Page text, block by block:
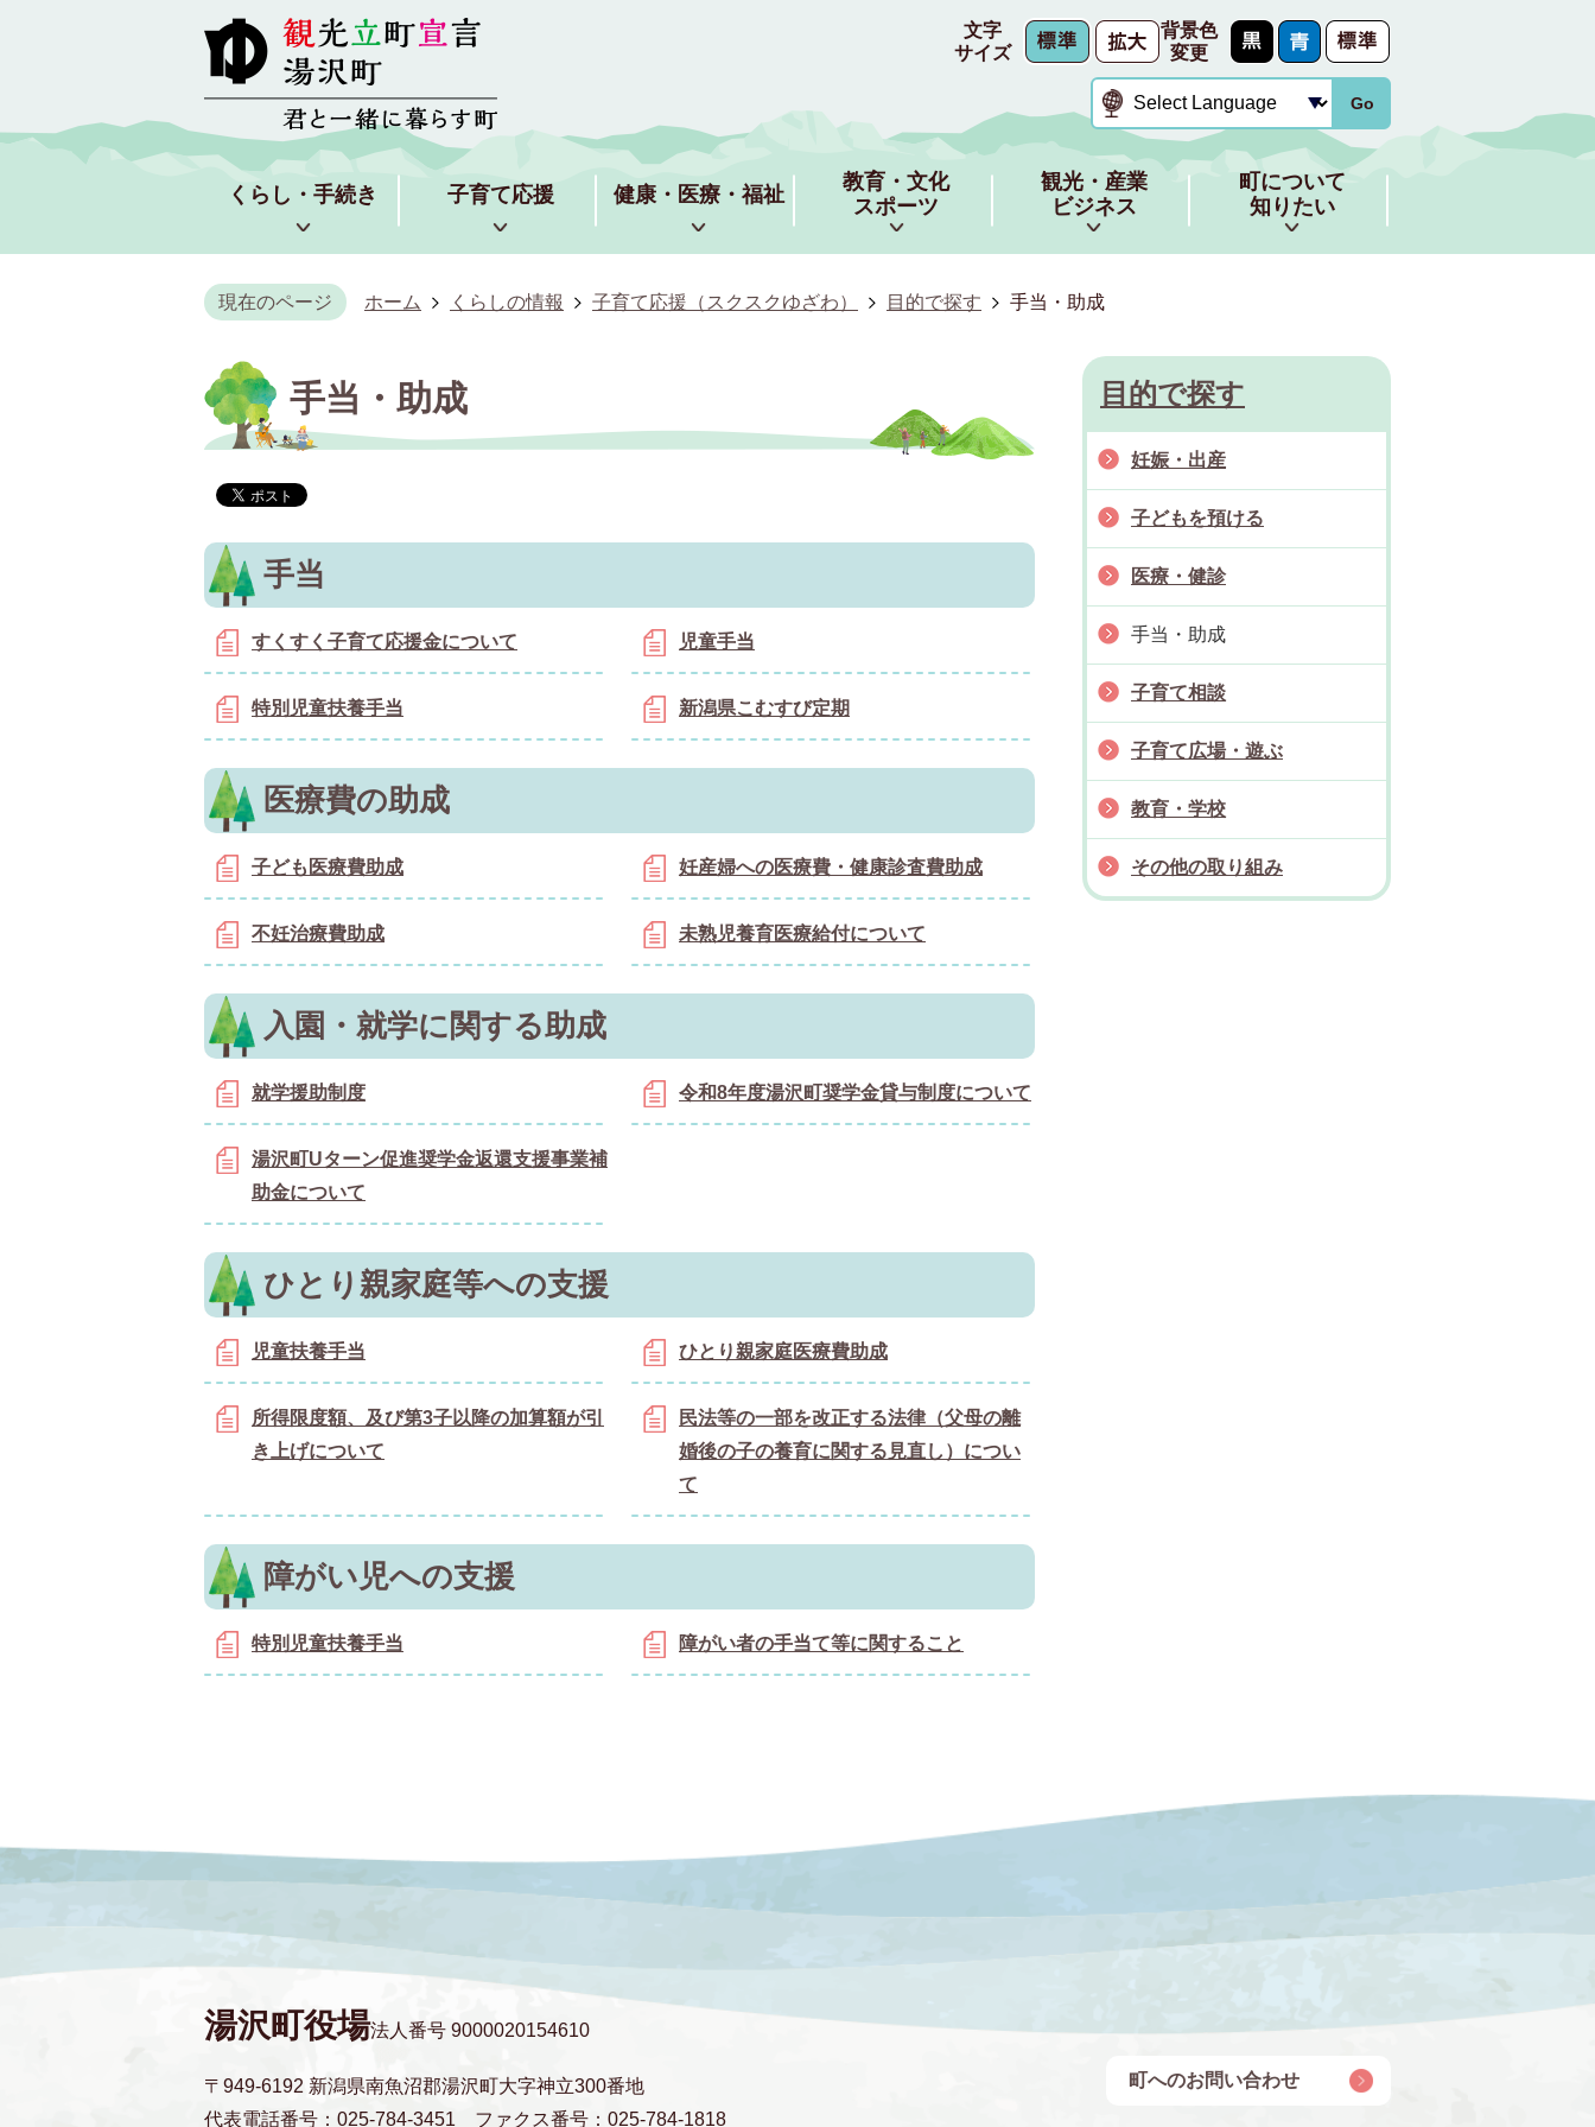
文字
サイズ
背景色
変更
Go
くらし・手続き 子育て応援 健康・医療・福祉
教育・文化
スポーツ
観光・産業
ビジネス
町について
知りたい
現在のページ ホーム くらしの情報 子育て応援（スクスクゆざわ） 目的で探す 手当・助成
手当・助成
手当
すくすく子育て応援金について 児童手当
特別児童扶養手当 新潟県こむすび定期
医療費の助成
子ども医療費助成 妊産婦への医療費・健康診査費助成
不妊治療費助成 未熟児養育医療給付について
入園・就学に関する助成
就学援助制度 令和8年度湯沢町奨学金貸与制度について
湯沢町Uターン促進奨学金返還支援事業補
助金について
ひとり親家庭等への支援
児童扶養手当 ひとり親家庭医療費助成
所得限度額、及び第3子以降の加算額が引
き上げについて
民法等の一部を改正する法律（父母の離
婚後の子の養育に関する見直し）につい
て
障がい児への支援
特別児童扶養手当 障がい者の手当て等に関すること
目的で探す
妊娠・出産
子どもを預ける
医療・健診
手当・助成
子育て相談
子育て広場・遊ぶ
教育・学校
その他の取り組み
湯沢町役場法人番号 9000020154610
〒949-6192 新潟県南魚沼郡湯沢町大字神立300番地
代表電話番号：025-784-3451 ファクス番号：025-784-1818
町へのお問い合わせ